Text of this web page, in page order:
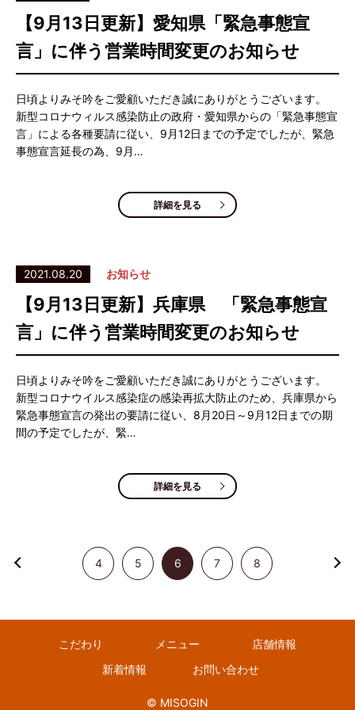
【9月13日更新】愛知県「緊急事態宣
言」に伴う営業時間変更のお知らせ
日頃よりみそ吟をご愛顧いただき誠にありがとうございます。
新型コロナウィルス感染防止の政府・愛知県からの「緊急事態宣
言」による各種要請に従い、9月12日までの予定でしたが、緊急
事態宣言延長の為、9月…
詳細を見る
2021.08.20 お知らせ
【9月13日更新】兵庫県 「緊急事態宣
言」に伴う営業時間変更のお知らせ
日頃よりみそ吟をご愛顧いただき誠にありがとうございます。
新型コロナウイルス感染症の感染再拡大防止のため、兵庫県から
緊急事態宣言の発出の要請に従い、8月20日～9月12日までの期
間の予定でしたが、緊…
詳細を見る
4 5 6 7 8
こだわり メニュー
店舗情報
新着情報
お問い合わせ
© MISOGIN